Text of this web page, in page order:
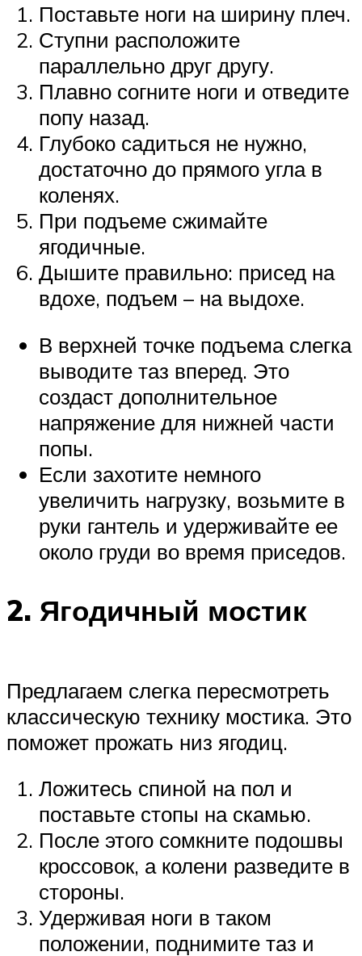
Поставьте ноги на ширину плеч.
Ступни расположите
параллельно друг другу.
Плавно согните ноги и отведите
попу назад.
Глубоко садиться не нужно,
достаточно до прямого угла в
коленях.
При подъеме сжимайте
ягодичные.
Дышите правильно: присед на
вдохе, подъем – на выдохе.
В верхней точке подъема слегка
выводите таз вперед. Это
создаст дополнительное
напряжение для нижней части
попы.
Если захотите немного
увеличить нагрузку, возьмите в
руки гантель и удерживайте ее
около груди во время приседов.
2. Ягодичный мостик
Предлагаем слегка пересмотреть
классическую технику мостика. Это
поможет прожать низ ягодиц.
Ложитесь спиной на пол и
поставьте стопы на скамью.
После этого сомкните подошвы
кроссовок, а колени разведите в
стороны.
Удерживая ноги в таком
положении, поднимите таз и